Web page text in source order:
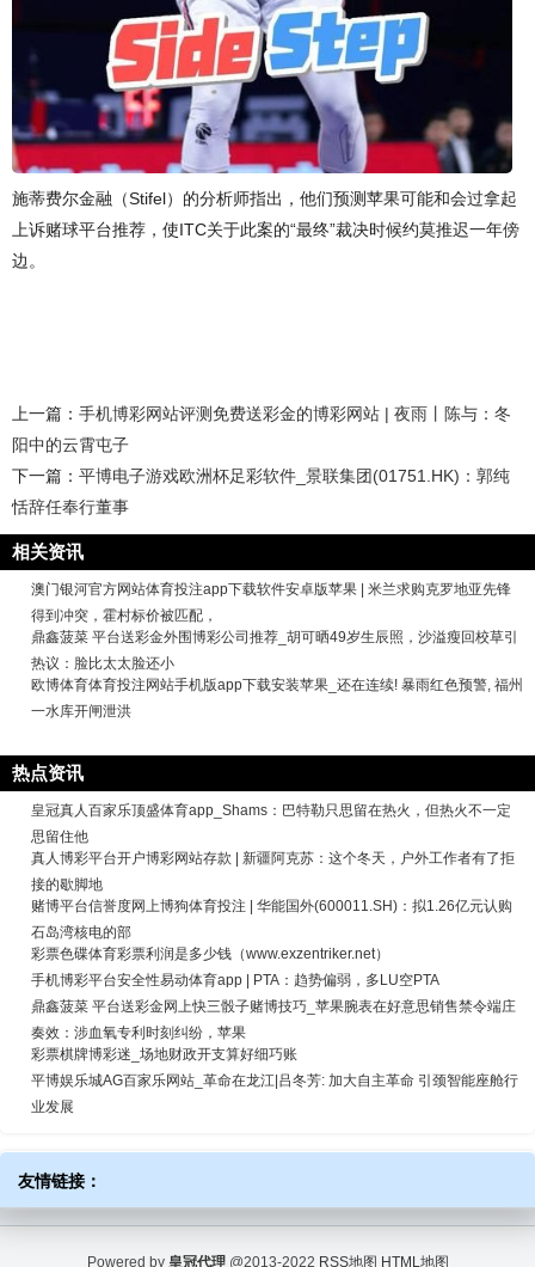
施蒂费尔金融（Stifel）的分析师指出，他们预测苹果可能和会过拿起
上诉赌球平台推荐，使ITC关于此案的“最终”裁决时候约莫推迟一年傍
边。
上一篇： 手机博彩网站评测免费送彩金的博彩网站 | 夜雨丨陈与：冬
阳中的云霄屯子
下一篇： 平博电子游戏欧洲杯足彩软件_景联集团(01751.HK)：郭纯
恬辞任奉行董事
相关资讯
澳门银河官方网站体育投注app下载软件安卓版苹果 | 米兰求购克罗地亚先锋
得到冲突，霍村标价被匹配，
鼎鑫菠菜 平台送彩金外围博彩公司推荐_胡可晒49岁生辰照，沙溢瘦回校草引
热议：脸比太太脸还小
欧博体育体育投注网站手机版app下载安装苹果_还在连续! 暴雨红色预警, 福州
一水库开闸泄洪
热点资讯
皇冠真人百家乐顶盛体育app_Shams：巴特勒只思留在热火，但热火不一定
思留住他
真人博彩平台开户博彩网站存款 | 新疆阿克苏：这个冬天，户外工作者有了拒
接的歇脚地
赌博平台信誉度网上博狗体育投注 | 华能国外(600011.SH)：拟1.26亿元认购
石岛湾核电的部
彩票色碟体育彩票利润是多少钱（www.exzentriker.net）
手机博彩平台安全性易动体育app | PTA：趋势偏弱，多LU空PTA
鼎鑫菠菜 平台送彩金网上快三骰子赌博技巧_苹果腕表在好意思销售禁令端庄
奏效：涉血氧专利时刻纠纷，苹果
彩票棋牌博彩迷_场地财政开支算好细巧账
平博娱乐城AG百家乐网站_革命在龙江|吕冬芳: 加大自主革命 引颈智能座舱行
业发展
友情链接：
Powered by 皇冠代理@2013-2022 RSS地图 HTML地图